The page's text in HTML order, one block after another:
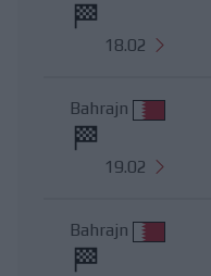
18.02
Bahrajn
19.02
Bahrajn